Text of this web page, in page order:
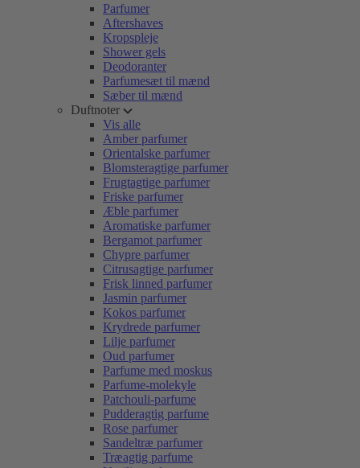
Parfumer
Aftershaves
Kropspleje
Shower gels
Deodoranter
Parfumesæt til mænd
Sæber til mænd
Duftnoter
Vis alle
Amber parfumer
Orientalske parfumer
Blomsteragtige parfumer
Frugtagtige parfumer
Friske parfumer
Æble parfumer
Aromatiske parfumer
Bergamot parfumer
Chypre parfumer
Citrusagtige parfumer
Frisk linned parfumer
Jasmin parfumer
Kokos parfumer
Krydrede parfumer
Lilje parfumer
Oud parfumer
Parfume med moskus
Parfume-molekyle
Patchouli-parfume
Pudderagtig parfume
Rose parfumer
Sandeltræ parfumer
Træagtig parfume